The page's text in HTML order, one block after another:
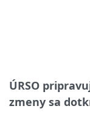
ÚRSO
zmeny sa